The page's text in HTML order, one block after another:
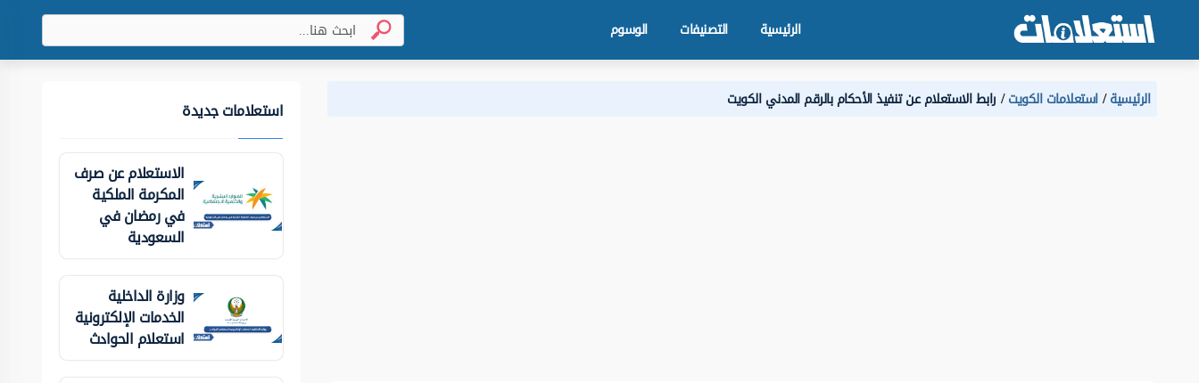
الرئيسية التصنيفات الوسوم
الرئيسية استعلامات الكويت رابط الاستعلام عن تنفيذ الأحكام بالرقم المدني الكويت استعلامات جديدة
الاستعلام عن صرف
المكرمة الملكية
في رمضان في
السعودية
وزارة الداخلية
الخدمات الإلكترونية
استعلام الحوادث